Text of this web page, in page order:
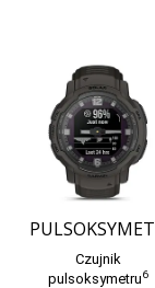
Czujnik
pulsoksymetru6